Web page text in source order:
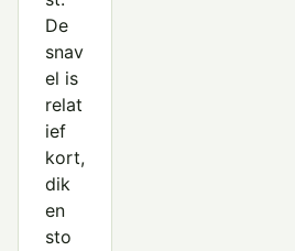
De
snav
el is
relat
ief
kort,
dik
en
sto